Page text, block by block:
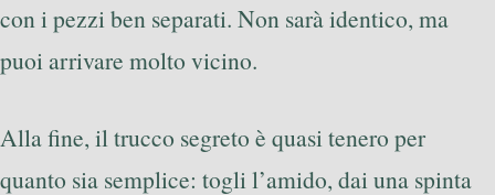
con i pezzi ben separati. Non sarà identico, ma
puoi arrivare molto vicino.
Alla fine, il trucco segreto è quasi tenero per
quanto sia semplice: togli l’amido, dai una spinta